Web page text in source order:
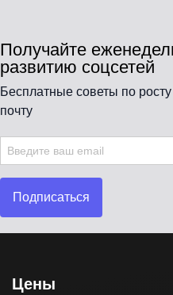
Получайте
развитию соцсетей
Бесплатные советы по
почту
Подписаться
Цены